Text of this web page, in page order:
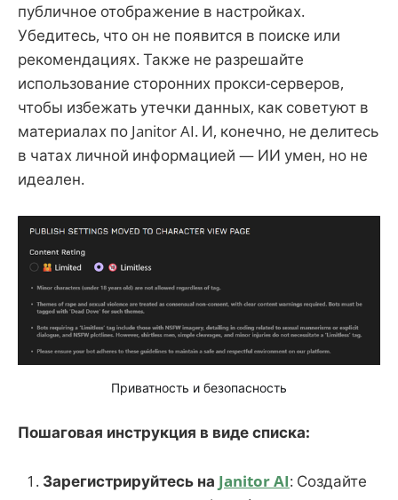
публичное отображение в настройках.
Убедитесь, что он не появится в поиске или
рекомендациях. Также не разрешайте
использование сторонних прокси-серверов,
чтобы избежать утечки данных, как советуют в
материалах по Janitor AI. И, конечно, не делитесь
в чатах личной информацией — ИИ умен, но не
идеален.
Приватность и безопасность
Пошаговая инструкция в виде списка:
Зарегистрируйтесь на Janitor AI: Создайте